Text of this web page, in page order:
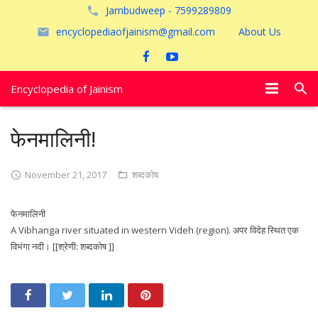
Jambudweep - 7599289809
encyclopediaofjainism@gmail.com
About Us
Encyclopedia of Jainism
अयोध्या
फेनमालिनी!
November 21, 2017 शब्दकोष
फेनमालिनी
A Vibhanga river situated in western Videh (region). अपर विदेह स्थित एक
विभंगा नदी। [[श्रेणी: शब्दकोष ]]